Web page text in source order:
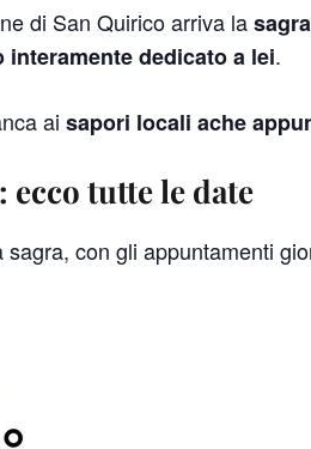
di San Quirico arriva la
interamente dedicato a lei.
ai sapori locali ache
ecco tutte le date
con gli appuntamenti